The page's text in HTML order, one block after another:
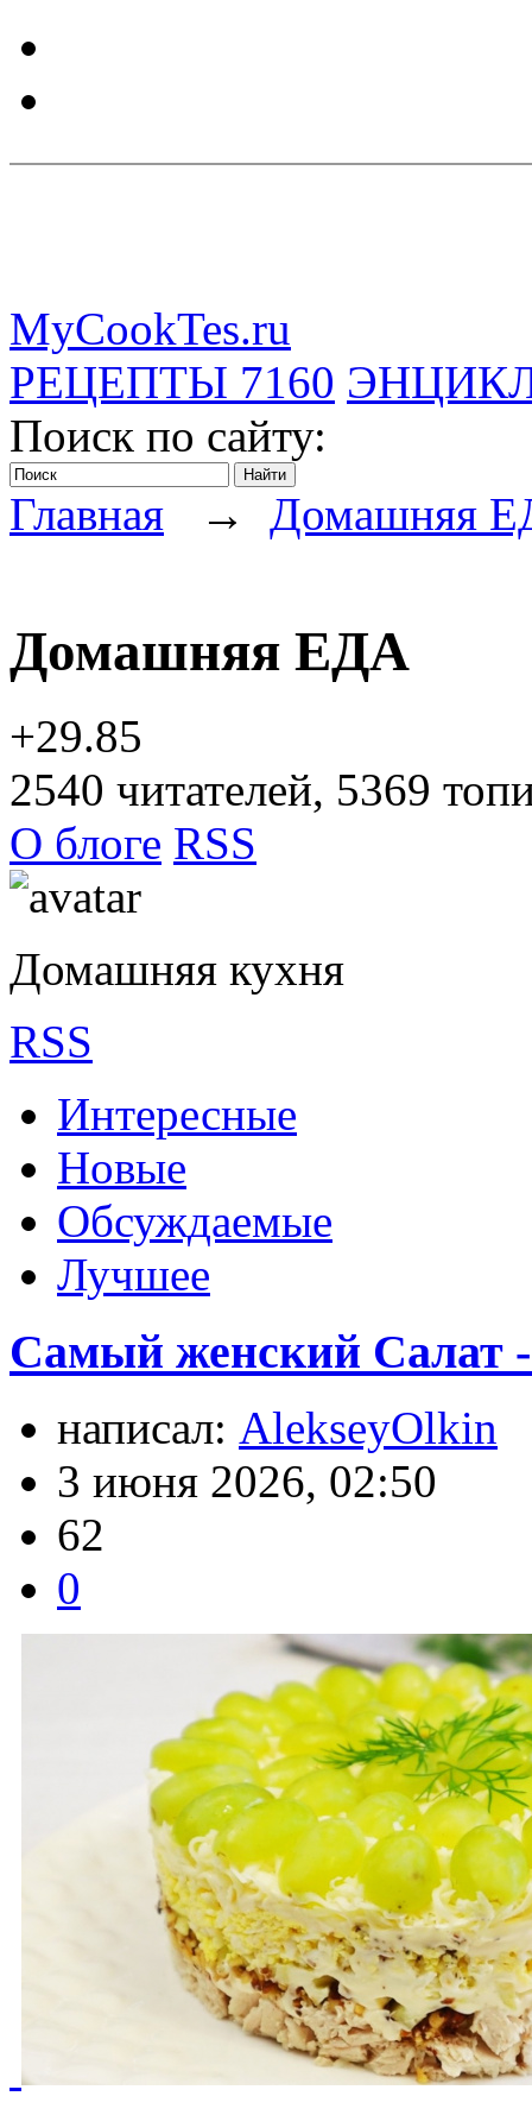
MyCookTes.ru
РЕЦЕПТЫ 7160
Поиск по сайту:
Главная → Домашняя
Домашняя ЕДА
+29.85
2540 читателей, 5369
О блоге RSS
Домашняя кухня
RSS
Интересные
Новые
Обсуждаемые
Лучшее
Самый женский Салат
написал: AlekseyOlkin
3 июня 2026, 02:50
62
0